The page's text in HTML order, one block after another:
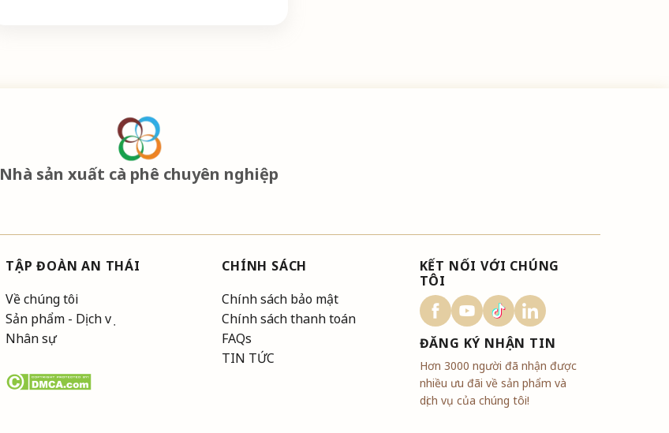
Nhà sản xuất cà phê chuyên nghiệp
TẬP ĐOÀN AN THÁI
Về chúng tôi
Sản phẩm - Dịch vụ
Nhân sự
CHÍNH SÁCH
Chính sách bảo mật
Chính sách thanh toán
FAQs
TIN TỨC
KẾT NỐI VỚI CHÚNG
TÔI
ĐĂNG KÝ NHẬN TIN
Hơn 3000 người đã nhận được
nhiều ưu đãi về sản phẩm và
dịch vụ của chúng tôi!